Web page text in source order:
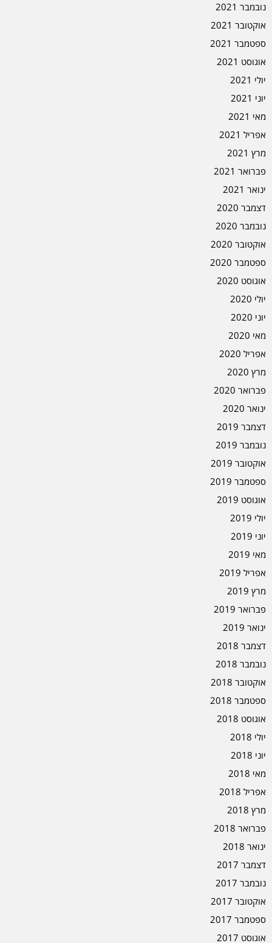
נובמבר 2021
אוקטובר 2021
ספטמבר 2021
אוגוסט 2021
יולי 2021
יוני 2021
מאי 2021
אפריל 2021
מרץ 2021
פברואר 2021
ינואר 2021
דצמבר 2020
נובמבר 2020
אוקטובר 2020
ספטמבר 2020
אוגוסט 2020
יולי 2020
יוני 2020
מאי 2020
אפריל 2020
מרץ 2020
פברואר 2020
ינואר 2020
דצמבר 2019
נובמבר 2019
אוקטובר 2019
ספטמבר 2019
אוגוסט 2019
יולי 2019
יוני 2019
מאי 2019
אפריל 2019
מרץ 2019
פברואר 2019
ינואר 2019
דצמבר 2018
נובמבר 2018
אוקטובר 2018
ספטמבר 2018
אוגוסט 2018
יולי 2018
יוני 2018
מאי 2018
אפריל 2018
מרץ 2018
פברואר 2018
ינואר 2018
דצמבר 2017
נובמבר 2017
אוקטובר 2017
ספטמבר 2017
אוגוסט 2017